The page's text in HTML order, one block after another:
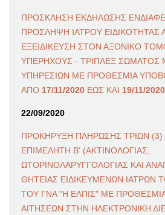
ΠΡΟΣΚΛΗΣΗ ΕΚΔΗΛΩΣΗΣ
ΠΡΟΣΛΗΨΗ ΙΑΤΡΟΥ ΕΙΔΙΚΟΤΗΤΑΣ
ΕΞΕΙΔΙΚΕΥΣΗ ΣΤΟΝ ΑΞΟΝΙΚΟ
ΥΠΕΡΗΧΟΥΣ - ΤΡΙΠΛΕΞ ΣΩΜΑΤΟΣ
ΥΠΗΡΕΣΙΩΝ ΜΕ ΠΡΟΘΕΣΜΙΑ
ΑΠΟ 17/11/2020 ΕΩΣ ΚΑΙ 19/11/2020
22/09/2020
ΠΡΟΚΗΡΥΞΗ ΠΛΗΡΩΣΗΣ ΤΡΙΩΝ
ΕΠΙΜΕΛΗΤΗ Β' (ΑΚΤΙΝΟΛΟΓΙΑΣ,
ΩΤΟΡΙΝΟΛΑΡΥΓΓΟΛΟΓΙΑΣ ΚΑΙ
ΘΗΤΕΙΑΣ ΕΙΔΙΚΕΥΜΕΝΩΝ ΙΑΤΡΩΝ
ΤΟΥ ΓΝΑ "Η ΕΛΠΙΣ" ΜΕ
ΑΙΤΗΣΕΩΝ ΣΤΗΝ ΗΛΕΚΤΡΟΝΙΚΗ